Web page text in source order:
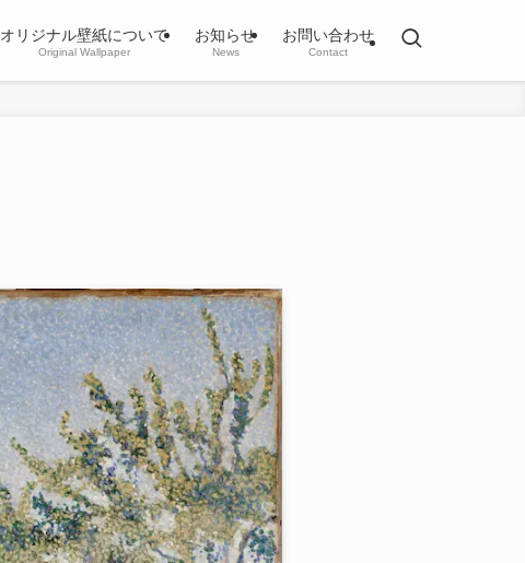
オリジナル壁紙について
Original Wallpaper
お知らせ
News
お問い合わせ
Contact